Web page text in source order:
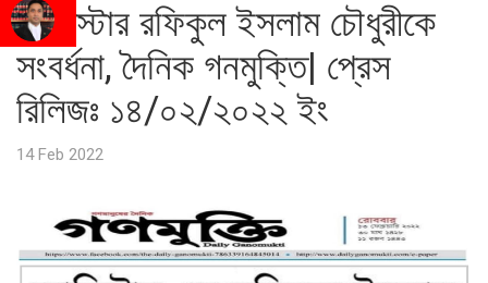
ব্যারিস্টার রফিকুল ইসলাম চৌধুরীকে
সংব‍র্ধনা, দৈনিক গনমুক্তি| প্রেস
রিলিজঃ ১৪/০২/২০২২ ইং
14 Feb 2022